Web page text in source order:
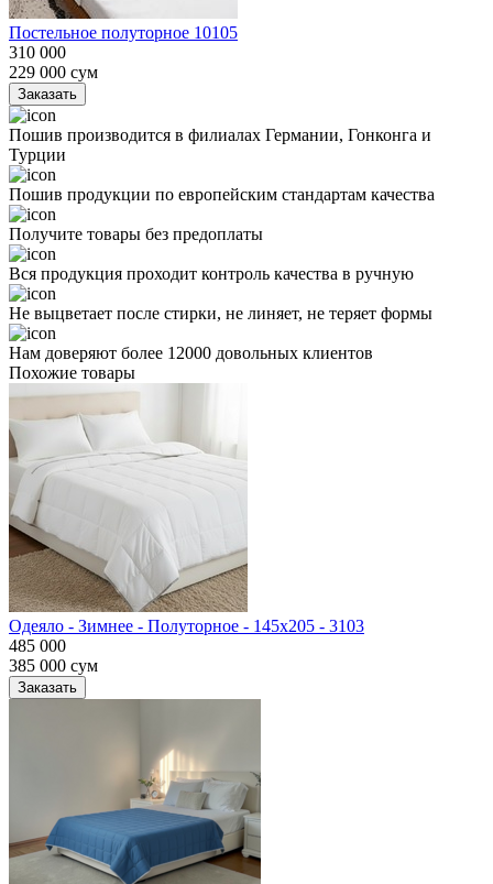
Постельное полуторное 10105
310 000
229 000 сум
Заказать
Пошив производится в филиалах Германии, Гонконга и
Турции
Пошив продукции по европейским стандартам качества
Получите товары без предоплаты
Вся продукция проходит контроль качества в ручную
Не выцветает после стирки, не линяет, не теряет формы
Нам доверяют более 12000 довольных клиентов
Похожие товары
Одеяло - Зимнее - Полуторное - 145х205 - 3103
485 000
385 000 сум
Заказать